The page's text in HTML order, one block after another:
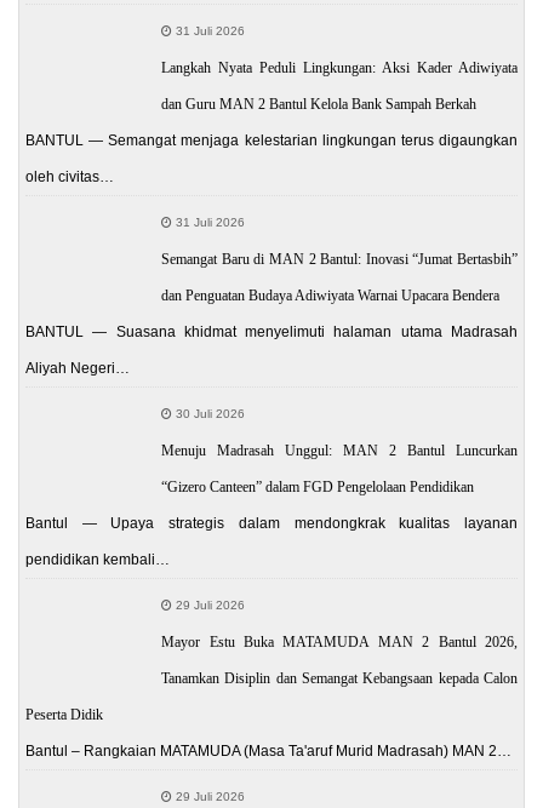
31 Juli 2026
Langkah Nyata Peduli Lingkungan: Aksi Kader Adiwiyata
dan Guru MAN 2 Bantul Kelola Bank Sampah Berkah
BANTUL — Semangat menjaga kelestarian lingkungan terus digaungkan
oleh civitas…
31 Juli 2026
Semangat Baru di MAN 2 Bantul: Inovasi “Jumat Bertasbih”
dan Penguatan Budaya Adiwiyata Warnai Upacara Bendera
BANTUL — Suasana khidmat menyelimuti halaman utama Madrasah
Aliyah Negeri…
30 Juli 2026
Menuju Madrasah Unggul: MAN 2 Bantul Luncurkan
“Gizero Canteen” dalam FGD Pengelolaan Pendidikan
Bantul — Upaya strategis dalam mendongkrak kualitas layanan
pendidikan kembali…
29 Juli 2026
Mayor Estu Buka MATAMUDA MAN 2 Bantul 2026,
Tanamkan Disiplin dan Semangat Kebangsaan kepada Calon
Peserta Didik
Bantul – Rangkaian MATAMUDA (Masa Ta'aruf Murid Madrasah) MAN 2…
29 Juli 2026